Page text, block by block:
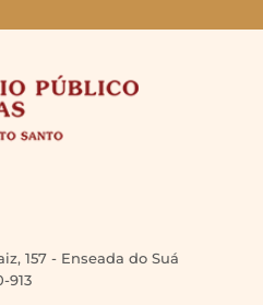
157 - Enseada do Suá
913